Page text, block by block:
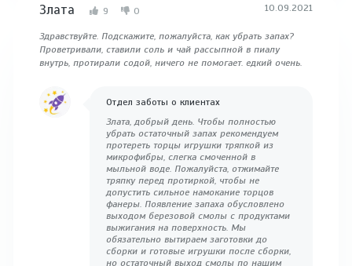
Злата 9 0 10.09.2021
Здравствуйте. Подскажите, пожалуйста, как убрать запах?
Проветривали, ставили соль и чай рассыпной в пиалу
внутрь, протирали содой, ничего не помогает. едкий очень.
Отдел заботы о клиентах
Злата, добрый день. Чтобы полностью
убрать остаточный запах рекомендуем
протереть торцы игрушки тряпкой из
микрофибры, слегка смоченной в
мыльной воде. Пожалуйста, отжимайте
тряпку перед протиркой, чтобы не
допустить сильное намокание торцов
фанеры. Появление запаха обусловлено
выходом березовой смолы с продуктами
выжигания на поверхность. Мы
обязательно вытираем заготовки до
сборки и готовые игрушки после сборки,
но остаточный выход смолы по нашим